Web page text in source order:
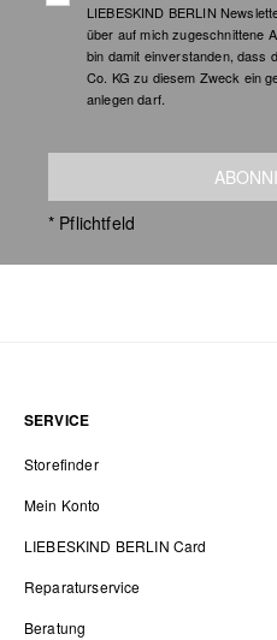
LIEBESKIND BERLIN
über auf mich zugeschnittene
bin damit einverstanden, dass
Co. KG zu diesem Zweck ein
anlegen darf.
* Pflichtfeld
SERVICE
Storefinder
Mein Konto
LIEBESKIND BERLIN Card
Reparaturservice
Beratung